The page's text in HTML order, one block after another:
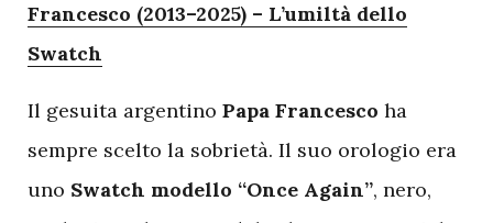
Francesco (2013–2025) – L’umiltà dello
Swatch
Il gesuita argentino Papa Francesco ha
sempre scelto la sobrietà. Il suo orologio era
uno Swatch modello “Once Again”, nero,